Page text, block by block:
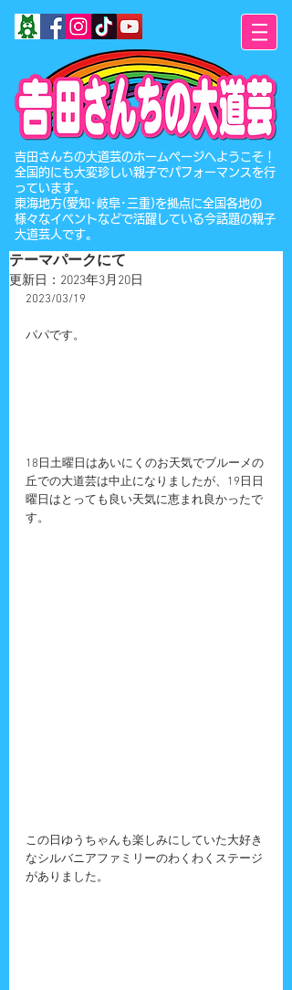
​吉田さんちの大道芸のホームページへようこそ！
全国的にも大変珍しい親子でパフォーマンスを行
っています。
東海地方(愛知･岐阜･三重)を拠点に全国各地の
様々なイベントなどで活躍している今話題の親子
大道芸人です。
テーマパークにて
更新日： 2023年3月20日
2023/03/19
パパです。
18日土曜日はあいにくのお天気でブルーメの
丘での大道芸は中止になりましたが、19日日
曜日はとっても良い天気に恵まれ良かったで
す。
この日ゆうちゃんも楽しみにしていた大好き
なシルバニアファミリーのわくわくステージ
がありました。